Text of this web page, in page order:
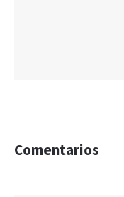
Comentarios